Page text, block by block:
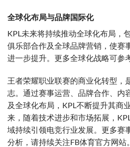
全球化布局与品牌国际化
KPL未来将持续推动全球化布局，
俱乐部合作及全球品牌营销，使赛
进一步提升。更多全球化战略可参
王者荣耀职业联赛的商业化转型，
志。通过赛事运营、品牌合作、内
及全球化布局，KPL不断提升其商
来，随着技术进步和市场拓展，
域持续引领电竞行业发展。更多赛
分析，请持续关注FB体育官方网站。